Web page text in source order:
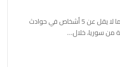
آفرين علو ـ xeber24.net قُتل ما لا يقل عن 5 أشخاص في حوادث
من سوريا، خلال…